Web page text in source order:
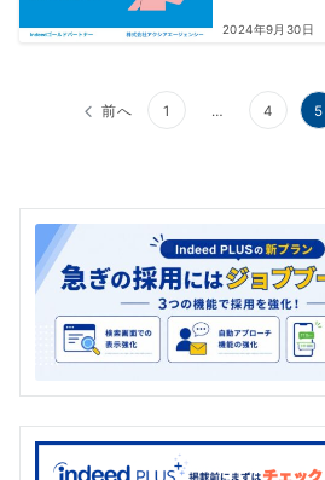
2024年9月30日
ペ
ー
り
前へ 1 … 4 5